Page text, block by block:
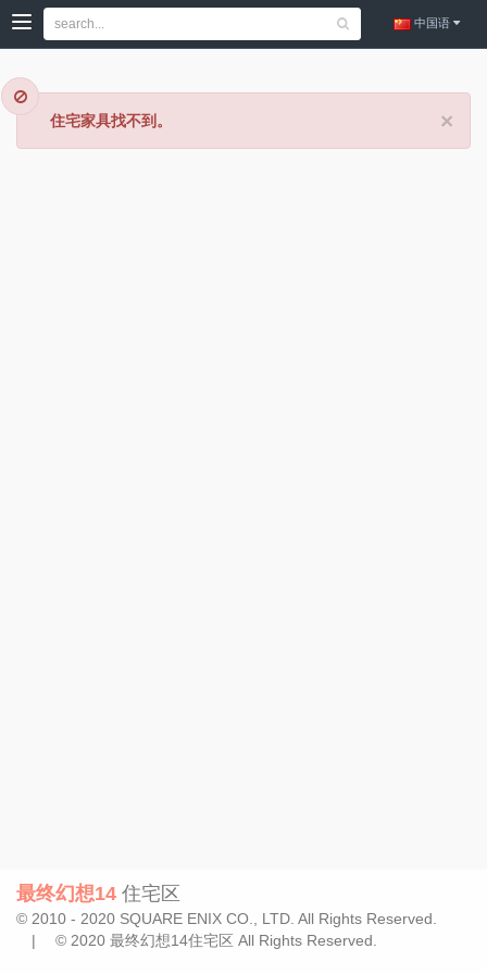
中国语
×
住宅家具找不到。
最终幻想14 住宅区
© 2010 - 2020 SQUARE ENIX CO., LTD. All Rights Reserved.
| © 2020 最终幻想14住宅区 All Rights Reserved.